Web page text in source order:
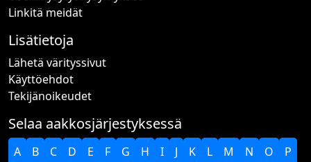
Linkitä meidät
Lisätietoja
Lähetä värityssivut
Käyttöehdot
Tekijänoikeudet
Selaa aakkosjärjestyksessä
A B C D E F G H I J K L M N O P